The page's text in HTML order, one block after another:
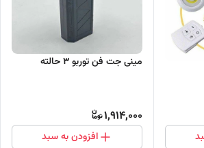
مینی جت فن توربو 3 حالته
1,914,000
افزودن به سبد